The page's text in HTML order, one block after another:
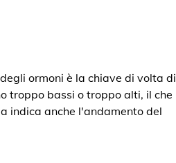
ormoni è la chiave di volta di
troppo bassi o troppo alti, il che
indica anche l'andamento del